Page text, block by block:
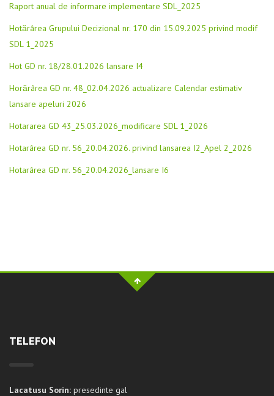
Raport anual de informare implementare SDL_2025
Hotărârea Grupului Decizional nr. 170 din 15.09.2025 privind modif
SDL 1_2025
Hot GD nr. 18/28.01.2026 lansare I4
Horărârea GD nr. 48_02.04.2026 actualizare Calendar estimativ
lansare apeluri 2026
Hotararea GD 43_25.03.2026_modificare SDL 1_2026
Hotarârea GD nr. 56_20.04.2026. privind lansarea I2_Apel 2_2026
Hotarârea GD nr. 56_20.04.2026_lansare I6
TELEFON
Lacatusu Sorin: presedinte gal